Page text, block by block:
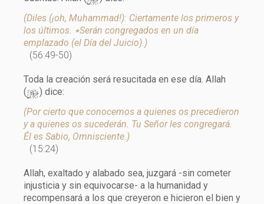
(Diles (¡oh, Muhammad!): Ciertamente los primeros y
los últimos. ٭Serán congregados en un día
emplazado (el Día del Juicio).)
(56:49-50)
Toda la creación será resucitada en ese día. Allah
(y) dice:
(Por cierto que conocemos a quienes os precedieron
y a quienes os sucederán. Tu Señor les congregará.
Él es Sabio, Omnisciente.)
(15:24)
Allah, exaltado y alabado sea, juzgará -sin cometer
injusticia y sin equivocarse- a la humanidad y
recompensará a los que creyeron e hicieron el bien y